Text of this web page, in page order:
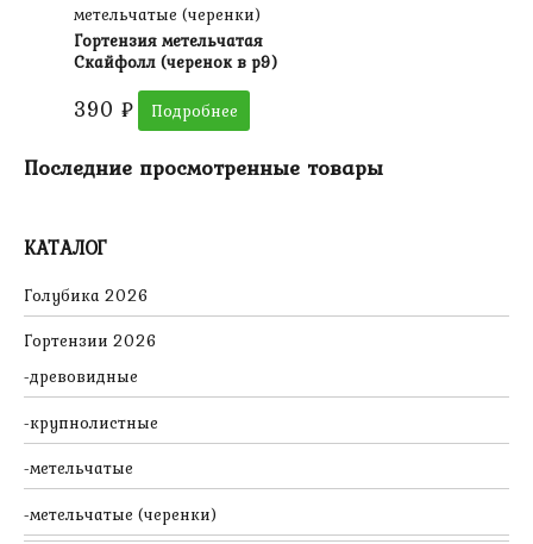
КАТАЛОГ
Голубика 2026
Гортензии 2026
древовидные
крупнолистные
метельчатые
метельчатые (черенки)
метельчатые (черенки)
Гортензия метельчатая
Скайфолл (черенок в р9)
390 ₽ Подробнее
Последние просмотренные товары